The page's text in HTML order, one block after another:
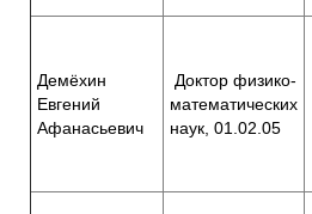
Демёхин
Евгений
Афанасьевич
Доктор физико-
математических
наук, 01.02.05